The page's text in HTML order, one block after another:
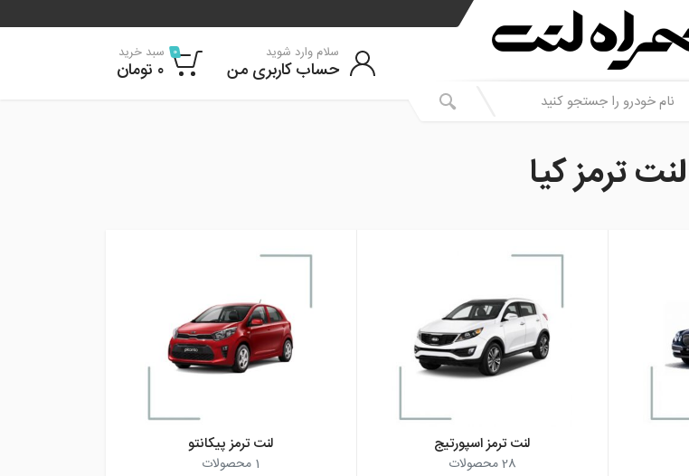
سلام وارد شوید
حساب کاربری من
0 سبد خرید
۰ تومان
لنت ترمز کیا
لنت ترمز اسپورتیج
28محصولات
لنت ترمز پیکانتو
1 محصولات